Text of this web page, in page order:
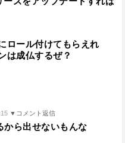
ロール付けてもらえれ
は成仏するぜ？
▼コメント返信
から出せないもんな